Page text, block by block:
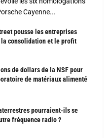
Cayenne...
pousse les entreprises
la consolidation et le profit
de dollars de la NSF pour
de matériaux alimenté
pourraient-ils se
fréquence radio ?